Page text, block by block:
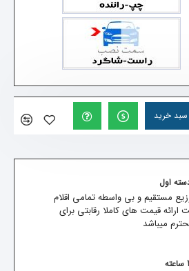
سبد خرید
اول
مستقیم و بی واسطه تمامی اقلام
ارائه قیمت های کاملا رقابتی برای
میباشد